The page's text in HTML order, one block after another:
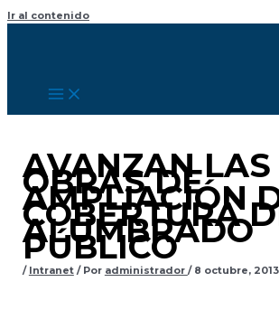
Ir al contenido
AVANZAN LAS
OBRAS DE
AMPLIACIÓN
COBERTURA
ALUMBRADO
PÚBLICO
/ Intranet/ Por administrador / 8 octubre, 2013